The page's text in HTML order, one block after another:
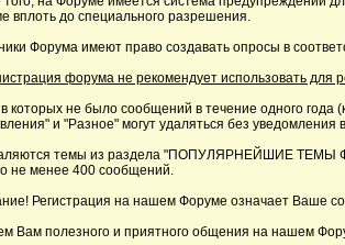
вплоть до специального разрешения.
Форума имеют право создавать опросы в
форума не рекомендует использовать для
которых не было сообщений в течение одного
и "Разное" могут удаляться без уведомления
темы из раздела "ПОПУЛЯРНЕЙШИЕ ТЕМЫ
не менее 400 сообщений.
Регистрация на нашем Форуме означает Ваше
Вам полезного и приятного общения на нашем